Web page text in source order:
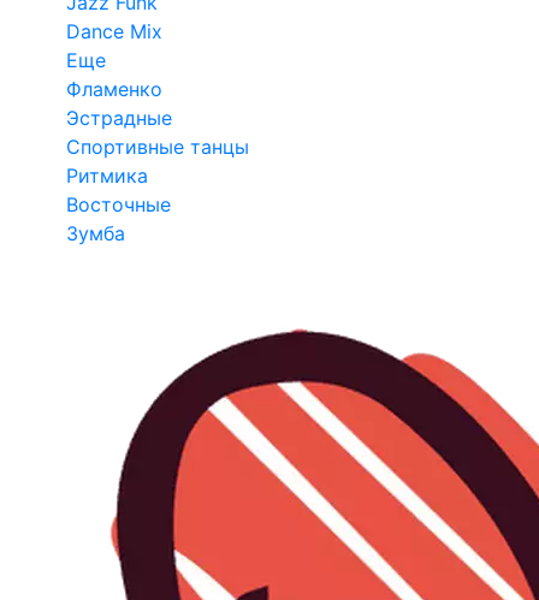
Dance Mix
Еще
Фламенко
Эстрадные
Спортивные танцы
Ритмика
Восточные
Зумба